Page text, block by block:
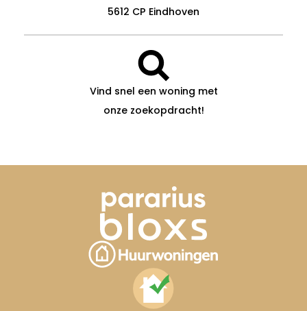
5612 CP Eindhoven
Vind snel een woning met
onze zoekopdracht!